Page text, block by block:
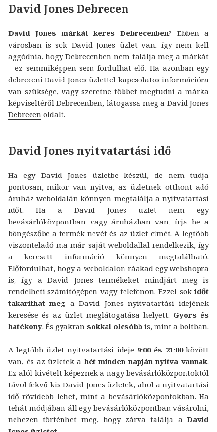
David Jones Debrecen
David Jones márkát keres Debrecenben? Ebben a
városban is sok David Jones üzlet van, így nem kell
aggódnia, hogy Debrecenben nem találja meg a márkát
– ez semmiképpen sem fordulhat elő. Ha azonban egy
debreceni David Jones üzlettel kapcsolatos információra
van szüksége, vagy szeretne többet megtudni a márka
képviseltéről Debrecenben, látogassa meg a David Jones
Debrecen oldalt.
David Jones nyitvatartási idő
Ha egy David Jones üzletbe készül, de nem tudja
pontosan, mikor van nyitva, az üzletnek otthont adó
áruház weboldalán könnyen megtalálja a nyitvatartási
időt. Ha a David Jones üzlet nem egy
bevásárlóközpontban vagy áruházban van, írja be a
böngészőbe a termék nevét és az üzlet címét. A legtöbb
viszonteladó ma már saját weboldallal rendelkezik, így
a keresett információ könnyen megtalálható.
Előfordulhat, hogy a weboldalon ráakad egy webshopra
is, így aDavid Jones termékeket mindjárt meg is
rendelheti számítógépen vagy telefonon. Ezzel sokidőt
takaríthat meg a David Jones nyitvatartási idejének
keresése és az üzlet meglátogatása helyett. Gyors és
hatékony. És gyakran sokkal olcsóbbis, mint a boltban.
A legtöbb üzlet nyitvatartási ideje 9:00 és 21:00között
van, és az üzletek ahét minden napján nyitva vannak.
Ez alól kivételt képeznek a nagy bevásárlóközpontoktól
távol fekvő kis David Jones üzletek, ahol a nyitvatartási
idő rövidebb lehet, mint a bevásárlóközpontokban. Ha
tehát módjában áll egy bevásárlóközpontban vásárolni,
nehezen történhet meg, hogy zárva találja aDavid